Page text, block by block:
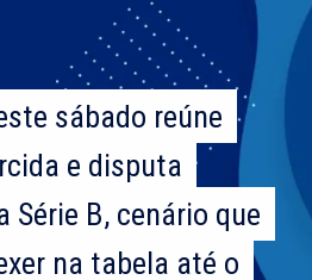
sábado reúne
e disputa
Série B, cenário que
na tabela até o
sábado reúne
e disputa
Série B, cenário que
na tabela até o